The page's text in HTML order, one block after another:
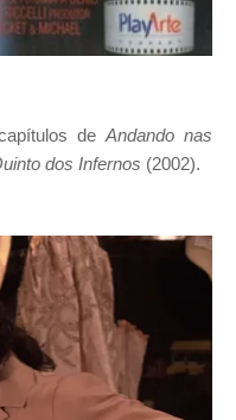
de Andando nas
dos Infernos (2002).